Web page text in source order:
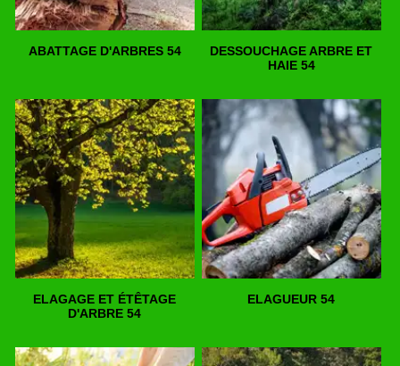
ABATTAGE D'ARBRES 54
DESSOUCHAGE ARBRE ET
HAIE 54
ELAGAGE ET ÉTÊTAGE
D'ARBRE 54
ELAGUEUR 54